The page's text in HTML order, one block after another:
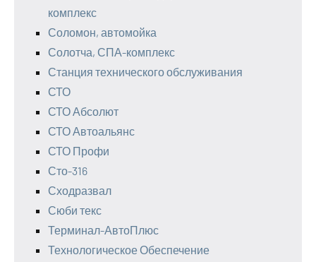
комплекс
Соломон, автомойка
Солотча, СПА-комплекс
Станция технического обслуживания
СТО
СТО Абсолют
СТО Автоальянс
СТО Профи
Сто-316
Сходразвал
Сюби текс
Терминал-АвтоПлюс
Технологическое Обеспечение